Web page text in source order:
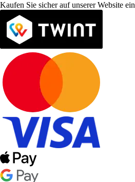
Kaufen Sie sicher auf unserer Website ein